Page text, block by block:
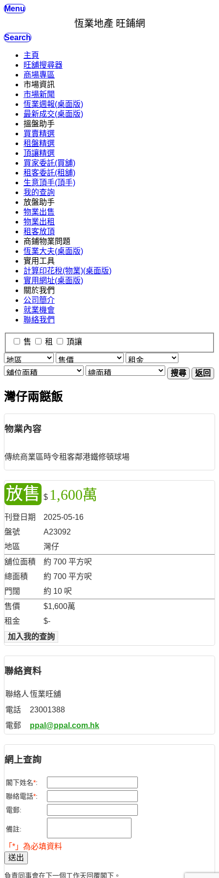
Menu
恆業地產 旺鋪網
Search
主頁
旺舖搜尋器
商場專區
市場資訊
市場新聞
恆業週報(桌面版)
最新成交(桌面版)
搵盤助手
買賣精選
租盤精選
頂讓精選
買家委託(買舖)
租客委託(租舖)
生意頂手(頂手)
我的查詢
放盤助手
物業出售
物業出租
租客放頂
商鋪物業問題
恆業大夫(桌面版)
實用工具
計算印花稅(物業)(桌面版)
實用網址(桌面版)
關於我們
公司簡介
就業機會
聯絡我們
售 租 頂讓
搜尋 返回
灣仔兩餸飯
物業內容
傳統商業區時令租客鄰港鐵修頓球場
放售 $ 1,600萬
刊登日期
2025-05-16
盤號
A23092
地區
灣仔
舖位面積
約 700 平方呎
總面積
約 700 平方呎
門闊
約 10 呎
售價
$1,600萬
租金
$-
加入我的查詢
聯絡資料
聯絡人 恆業旺舖
電話
23001388
電郵
ppal@ppal.com.hk
網上查詢
閣下姓名*:
聯絡電話*:
電郵:
備註:
「*」為必填資料
送出
負責同事會在下一個工作天回覆閣下。